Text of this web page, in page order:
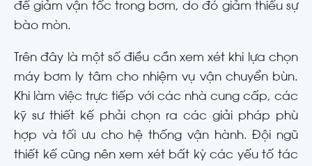
để giảm vận tốc trong bơm, do đó giảm thiểu sự
bào mòn.
Trên đây là một số điều cần xem xét khi lựa chọn
máy bơm ly tâm cho nhiệm vụ vận chuyển bùn.
Khi làm việc trực tiếp với các nhà cung cấp, các
kỹ sư thiết kế phải chọn ra các giải pháp phù
hợp và tối ưu cho hệ thống vận hành. Đội ngũ
thiết kế cũng nên xem xét bất kỳ các yếu tố tác